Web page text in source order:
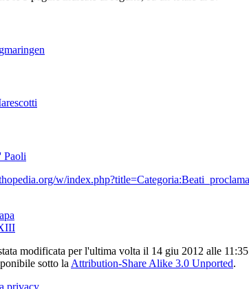
Paoli
w/
modificata per l'ultima volta il 14 giu 2012 alle
sotto la Attribution-Share Alike 3.0 Unported.
privacy